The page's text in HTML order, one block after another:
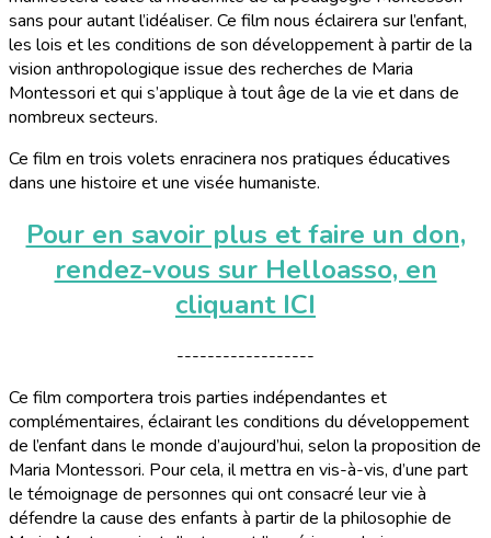
sans pour autant l’idéaliser. Ce film nous éclairera sur l’enfant,
les lois et les conditions de son développement à partir de la
vision anthropologique issue des recherches de Maria
Montessori et qui s’applique à tout âge de la vie et dans de
nombreux secteurs.
Ce film en trois volets enracinera nos pratiques éducatives
dans une histoire et une visée humaniste.
Pour en savoir plus et faire un don,
rendez-vous sur Helloasso, en
cliquant ICI
------------------
Ce film comportera trois parties indépendantes et
complémentaires, éclairant les conditions du développement
de l’enfant dans le monde d’aujourd’hui, selon la proposition de
Maria Montessori. Pour cela, il mettra en vis-à-vis, d’une part
le témoignage de personnes qui ont consacré leur vie à
défendre la cause des enfants à partir de la philosophie de